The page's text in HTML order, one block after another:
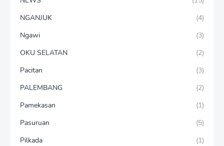
NGANJUK
(4)
Ngawi
(3)
OKU SELATAN
(2)
Pacitan
(3)
PALEMBANG
(2)
Pamekasan
(1)
Pasuruan
(5)
Pilkada
(1)